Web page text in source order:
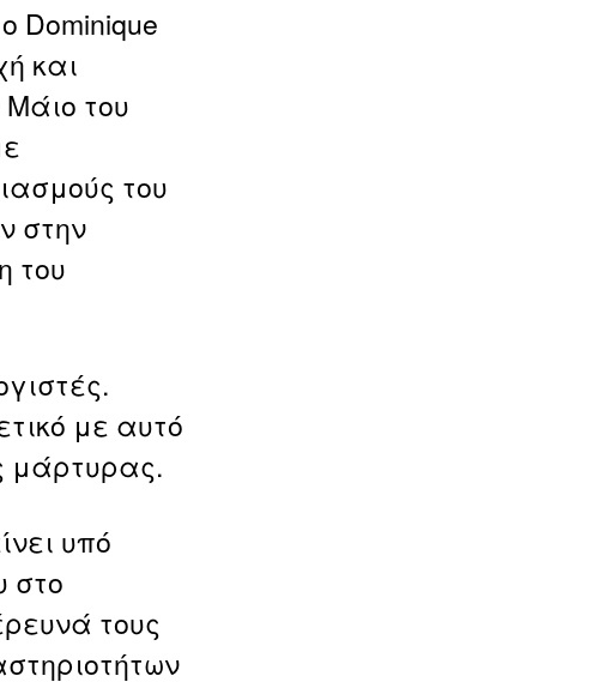
Dominique
και
του
του
στην
του
με αυτό
μάρτυρας.
υπό
στο
τους